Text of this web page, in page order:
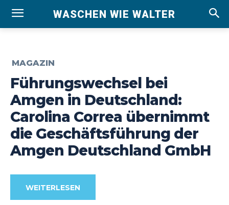
WASCHEN WIE WALTER
MAGAZIN
Führungswechsel bei
Amgen in Deutschland:
Carolina Correa übernimmt
die Geschäftsführung der
Amgen Deutschland GmbH
WEITERLESEN